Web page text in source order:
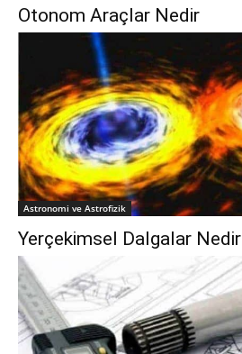
Otonom Araçlar Nedir
Astronomi ve Astrofizik
Yerçekimsel Dalgalar Nedir